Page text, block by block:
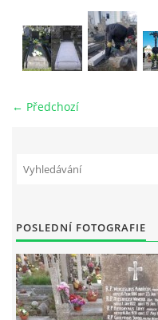
FOTOPORCELÁN
© 2026
← Předchozí
POSLEDNÍ FOTOGRAFIE